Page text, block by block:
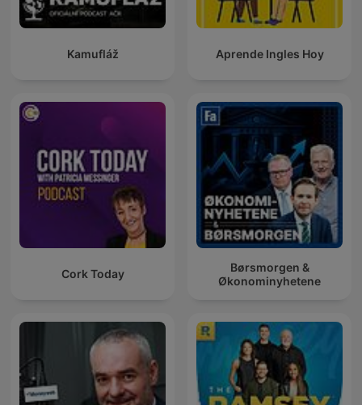
Kamufláž Aprende Ingles Hoy
Cork Today
Børsmorgen &
Økonominyhetene